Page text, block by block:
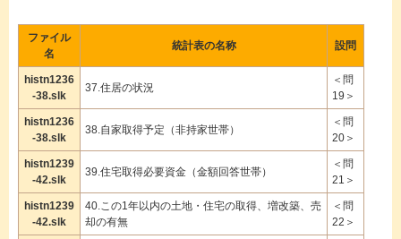
ファイル
名
統計表の名称 設問
histn1236
-38.slk
37.住居の状況
＜問
19＞
histn1236
-38.slk
38.自家取得予定（非持家世帯）
＜問
20＞
histn1239
-42.slk
39.住宅取得必要資金（金額回答世帯）
＜問
21＞
histn1239
-42.slk
40.この1年以内の土地・住宅の取得、増改築、売
却の有無
＜問
22＞